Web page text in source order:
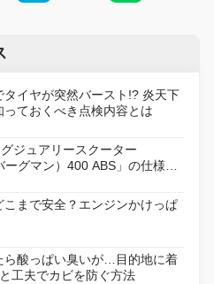
タイヤが突然バースト!? 炎天下
ておくべき点検内容とは
ジュアリースクーター
ーグマン）400 ABS」の仕様を
発売
こまで安全？エンジンかけっぱ
ら酸っぱい臭いが…目的地に着
工夫でカビを防ぐ方法